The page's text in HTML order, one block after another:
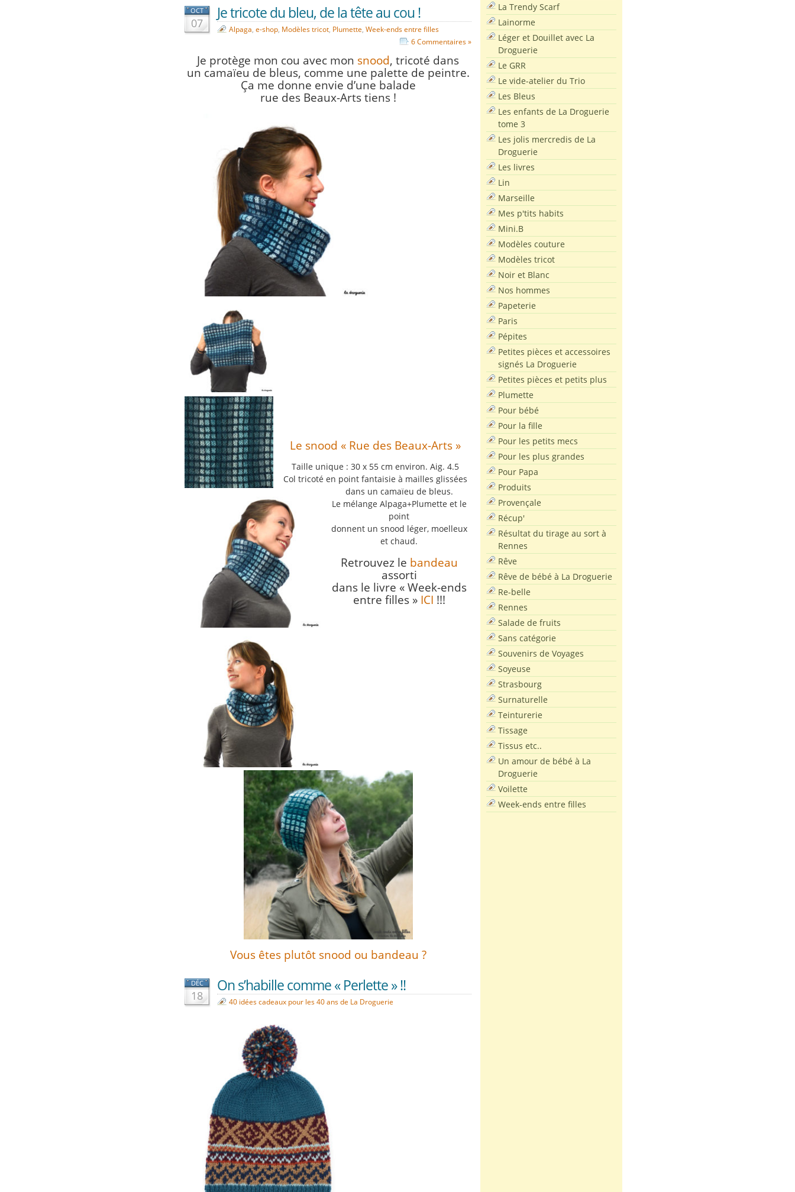
OCT
07
Je tricote du bleu, de la tête au cou !
Alpaga, e-shop, Modèles tricot, Plumette, Week-ends entre filles
6 Commentaires »
Je protège mon cou avec mon snood, tricoté dans
un camaïeu de bleus, comme une palette de peintre.
Ça me donne envie d’une balade
rue des Beaux-Arts tiens !
Le snood « Rue des Beaux-Arts »
Taille unique : 30 x 55 cm environ. Aig. 4.5
Col tricoté en point fantaisie à mailles glissées
dans un camaïeu de bleus.
Le mélange Alpaga+Plumette et le
point
donnent un snood léger, moelleux
et chaud.
Retrouvez le bandeau
assorti
dans le livre « Week-ends
entre filles » ICI !!!
Vous êtes plutôt snood ou bandeau ?
DÉC
18
On s’habille comme « Perlette » !!
40 idées cadeaux pour les 40 ans de La Droguerie
La Trendy Scarf
Lainorme
Léger et Douillet avec La
Droguerie
Le GRR
Le vide-atelier du Trio
Les Bleus
Les enfants de La Droguerie
tome 3
Les jolis mercredis de La
Droguerie
Les livres
Lin
Marseille
Mes p'tits habits
Mini.B
Modèles couture
Modèles tricot
Noir et Blanc
Nos hommes
Papeterie
Paris
Pépites
Petites pièces et accessoires
signés La Droguerie
Petites pièces et petits plus
Plumette
Pour bébé
Pour la fille
Pour les petits mecs
Pour les plus grandes
Pour Papa
Produits
Provençale
Récup'
Résultat du tirage au sort à
Rennes
Rêve
Rêve de bébé à La Droguerie
Re-belle
Rennes
Salade de fruits
Sans catégorie
Souvenirs de Voyages
Soyeuse
Strasbourg
Surnaturelle
Teinturerie
Tissage
Tissus etc..
Un amour de bébé à La
Droguerie
Voilette
Week-ends entre filles